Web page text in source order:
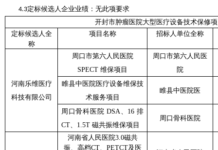
4.3定标候选人企业业绩：无此项要求
开封市肿瘤医院大型医疗设备技术保修
定标候选人全
称
项目 名称 招标人单位全称
河南乐维医疗
科技有限公司
周口市第六人民医院
SPECT 维保项目
周口市第六人民医
院
睢县中医院医疗设备维保技
术服务项目
睢县中医院医
周口骨科医院 DSA、16 排
CT、1.5T 磁共振维保项目
周口骨科医院
河南省人民医院3.0磁共
振、高档CT、PETCT及医